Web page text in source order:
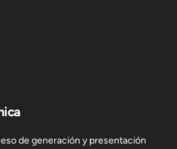
de generación y presentación